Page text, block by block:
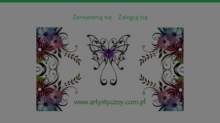
Zarejestruj się Zaloguj się